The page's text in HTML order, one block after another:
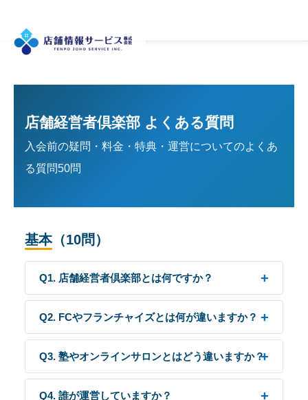
店舗経営者倶楽部 よくある質問
入会前の疑問・料金・特典・運営についてのよくあ
る質問50問
基本（10問）
Q1. 店舗経営者倶楽部とは何ですか？
Q2. FCやフランチャイズとは何が違いますか？
Q3. 塾やオンラインサロンとはどう違いますか？
Q4. 誰が運営していますか？